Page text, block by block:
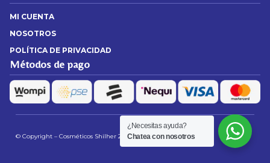
MI CUENTA
NOSOTROS
POLÍTICA DE PRIVACIDAD
Métodos de pago
© Copyright – Cosméticos Shilher 2026 | Web byJS
¿Necesitas ayuda?
Chatea con nosotros